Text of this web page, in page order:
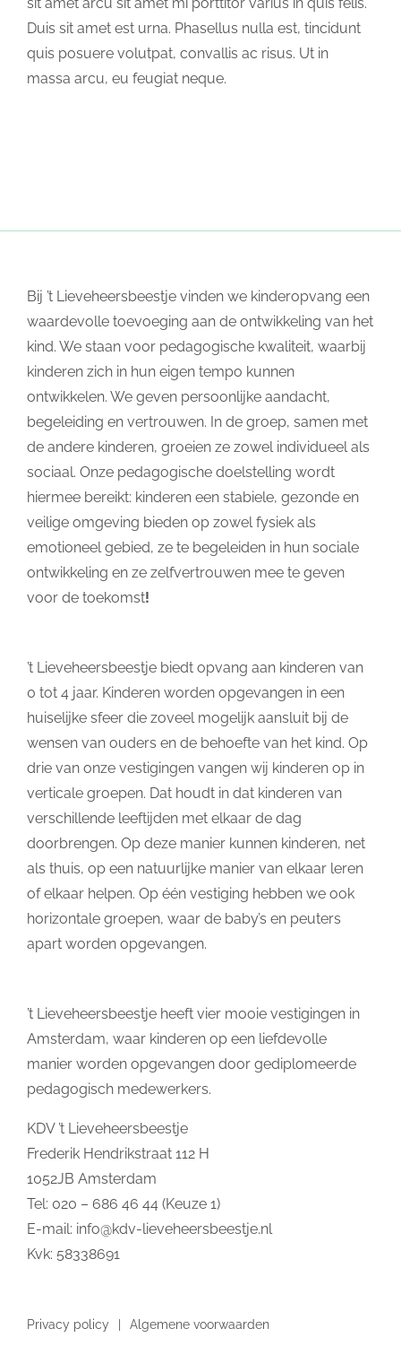
Duis sit amet est urna. Phasellus nulla est, tincidunt
quis posuere volutpat, convallis ac risus. Ut in
massa arcu, eu feugiat neque.
Bij ’t Lieveheersbeestje vinden we kinderopvang een
waardevolle toevoeging aan de ontwikkeling van het
kind. We staan voor pedagogische kwaliteit, waarbij
kinderen zich in hun eigen tempo kunnen
ontwikkelen. We geven persoonlijke aandacht,
begeleiding en vertrouwen. In de groep, samen met
de andere kinderen, groeien ze zowel individueel als
sociaal. Onze pedagogische doelstelling wordt
hiermee bereikt: kinderen een stabiele, gezonde en
veilige omgeving bieden op zowel fysiek als
emotioneel gebied, ze te begeleiden in hun sociale
ontwikkeling en ze zelfvertrouwen mee te geven
voor de toekomst!
’t Lieveheersbeestje biedt opvang aan kinderen van
0 tot 4 jaar. Kinderen worden opgevangen in een
huiselijke sfeer die zoveel mogelijk aansluit bij de
wensen van ouders en de behoefte van het kind. Op
drie van onze vestigingen vangen wij kinderen op in
verticale groepen. Dat houdt in dat kinderen van
verschillende leeftijden met elkaar de dag
doorbrengen. Op deze manier kunnen kinderen, net
als thuis, op een natuurlijke manier van elkaar leren
of elkaar helpen. Op één vestiging hebben we ook
horizontale groepen, waar de baby’s en peuters
apart worden opgevangen.
’t Lieveheersbeestje heeft vier mooie vestigingen in
Amsterdam, waar kinderen op een liefdevolle
manier worden opgevangen door gediplomeerde
pedagogisch medewerkers.
KDV ’t Lieveheersbeestje
Frederik Hendrikstraat 112 H
1052JB Amsterdam
Tel: 020 – 686 46 44 (Keuze 1)
E-mail: info@kdv-lieveheersbeestje.nl
Kvk: 58338691
Privacy policy Algemene voorwaarden